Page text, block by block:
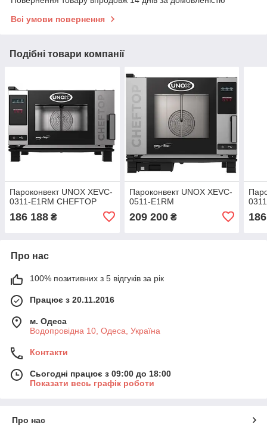
Всі умови повернення
Подібні товари компанії
Пароконвект UNOX XEVC-
0311-E1RM CHEFTOP
186 188 ₴
Пароконвект UNOX XEVC-
0511-E1RM
209 200₴
Про нас
100% позитивних з 5 відгуків за рік
Працює з 20.11.2016
м. Одеса
Водопровідна 10, Одеса, Україна
Контакти
Сьогодні працює з 09:00 до 18:00
Показати весь графік роботи
Про нас